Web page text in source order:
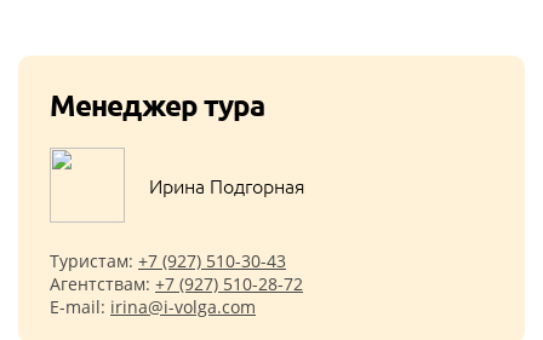
Менеджер тура
Ирина Подгорная
Туристам: +7 (927) 510-30-43
Агентствам: +7 (927) 510-28-72
E-mail: irina@i-volga.com